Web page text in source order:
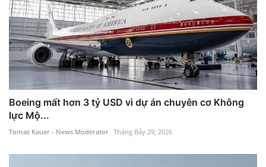
Boeing mất hơn 3 tỷ USD vì dự án chuyên cơ Không
lực Mộ...
Tomas Kauer - News Moderator Tháng Bảy 29, 2026